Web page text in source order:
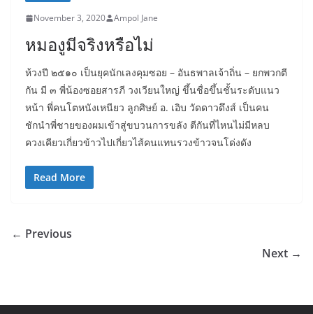
November 3, 2020 Ampol Jane
หมองูมีจริงหรือไม่
ห้วงปี ๒๕๑๐ เป็นยุคนักเลงคุมซอย – อันธพาลเจ้าถิ่น – ยกพวกตี
กัน มี ๓ พี่น้องซอยสารภี วงเวียนใหญ่ ขึ้นชื่อขึ้นชั้นระดับแนว
หน้า พี่คนโตหนังเหนียว ลูกศิษย์ อ. เอิบ วัดดาวดึงส์ เป็นคน
ชักนำพี่ชายของผมเข้าสู่ขบวนการขลัง ตีกันที่ไหนไม่มีหลบ
ควงเคียวเกี่ยวข้าวไปเกี่ยวไส้คนแทนรวงข้าวจนโด่งดัง
Read More
← Previous
Next →